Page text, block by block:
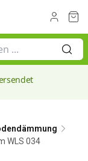
WLS 034